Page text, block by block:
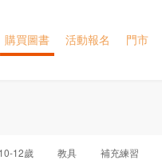
10-12歲 教具 補充練習
購買圖書 活動報名 門市